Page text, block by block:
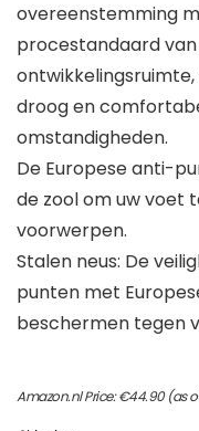
overeenstemming
procestandaard
droog en
omstandigheden.
De Europese anti-
de zool om uw voet
voorwerpen.
Stalen neus: De
punten met
beschermen tegen
Amazon.nl Price:€44.90(as